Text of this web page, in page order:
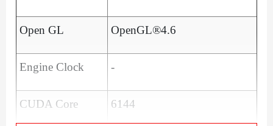
Open GL OpenGL®4.6
Engine Clock -
CUDA Core 6144